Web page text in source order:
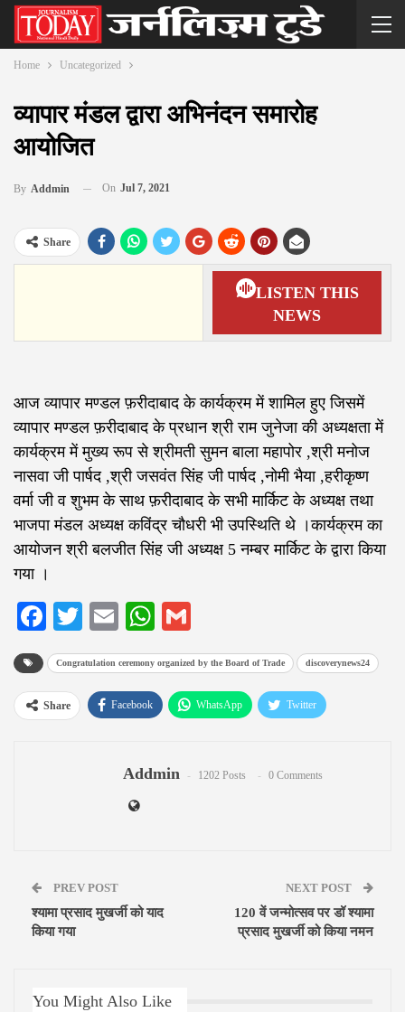
Home Uncategorized
व्यापार मंडल द्वारा अभिनंदन समारोह
आयोजित
By Addmin On Jul 7, 2021
Share
LISTEN THIS
NEWS
आज व्यापार मण्डल फ़रीदाबाद के कार्यक्रम में शामिल हुए जिसमें
व्यापार मण्डल फ़रीदाबाद के प्रधान श्री राम जुनेजा की अध्यक्षता में
कार्यक्रम में मुख्य रूप से श्रीमती सुमन बाला महापोर ,श्री मनोज
नासवा जी पार्षद ,श्री जसवंत सिंह जी पार्षद ,नोमी भैया ,हरीकृष्ण
वर्मा जी व शुभम के साथ फ़रीदाबाद के सभी मार्किट के अध्यक्ष तथा
भाजपा मंडल अध्यक्ष कविंद्र चौधरी भी उपस्थिति थे ।कार्यक्रम का
आयोजन श्री बलजीत सिंह जी अध्यक्ष 5 नम्बर मार्किट के द्वारा किया
गया ।
Facebook
TwitterEmailWhatsApp
Congratulation ceremony organized by the Board of Trade discoverynews24
Share Facebook WhatsApp Twitter
Addmin 1202 Posts 0 Comments
PREV POST
श्यामा प्रसाद मुखर्जी को याद
किया गया
NEXT POST
120 वें जन्मोत्सव पर डॉ श्यामा
प्रसाद मुखर्जी को किया नमन
You Might Also Like